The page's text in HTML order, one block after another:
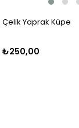
Çelik Yaprak Küpe
₺250,00